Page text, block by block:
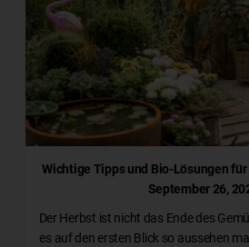
Wichtige Tipps und Bio-Lösungen
September 26,
Der Herbst ist nicht das Ende des
es auf den ersten Blick so aussehen